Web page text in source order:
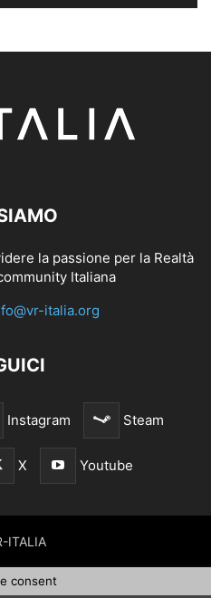
la passione per la Realtà
Italiana
italia.org
Instagram Steam
X Youtube
ITALIA
consent